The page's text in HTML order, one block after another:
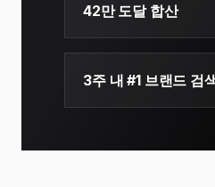
42만 도달 합산
3주 내 #1 브랜드 검